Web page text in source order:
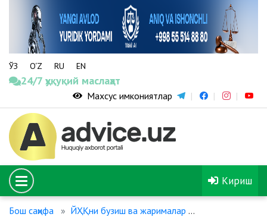
ЎЗ O‘Z RU EN
24/7 ҳуқуқий маслаҳат
Махсус имкониятлар
Кириш
Бош саҳифа ЙҲҚни бузиш ва жарималар